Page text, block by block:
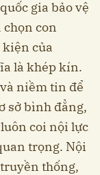
gia bảo vệ
con
của
là khép kín.
niềm tin để
sở bình đẳng,
coi nội lực
trọng. Nội
thống,